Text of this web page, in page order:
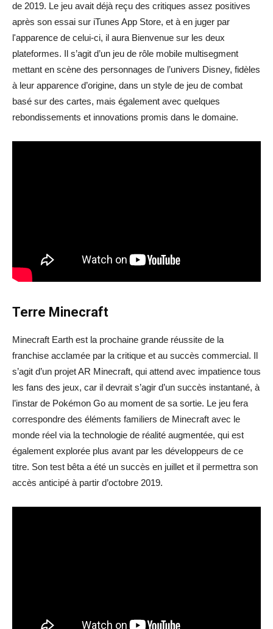
de 2019. Le jeu avait déjà reçu des critiques assez positives
après son essai sur iTunes App Store, et à en juger par
l'apparence de celui-ci, il aura Bienvenue sur les deux
plateformes. Il s’agit d’un jeu de rôle mobile multisegment
mettant en scène des personnages de l’univers Disney, fidèles
à leur apparence d’origine, dans un style de jeu de combat
basé sur des cartes, mais également avec quelques
rebondissements et innovations promis dans le domaine.
Terre Minecraft
Minecraft Earth est la prochaine grande réussite de la
franchise acclamée par la critique et au succès commercial. Il
s’agit d’un projet AR Minecraft, qui attend avec impatience tous
les fans des jeux, car il devrait s’agir d’un succès instantané, à
l’instar de Pokémon Go au moment de sa sortie. Le jeu fera
correspondre des éléments familiers de Minecraft avec le
monde réel via la technologie de réalité augmentée, qui est
également explorée plus avant par les développeurs de ce
titre. Son test bêta a été un succès en juillet et il permettra son
accès anticipé à partir d’octobre 2019.